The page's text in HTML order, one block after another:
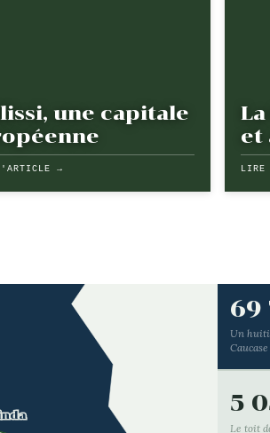
une capitale
→
et
LIRE
69
Un
Caucase
5
Le toit